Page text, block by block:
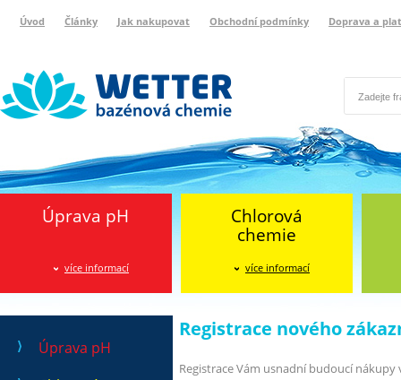
Úvod Články Jak nakupovat Obchodní podmínky Doprava a
Úprava pH
více informací
Chlorová
chemie
více informací
Úprava pH
Registrace nového
Registrace Vám usnadní budoucí